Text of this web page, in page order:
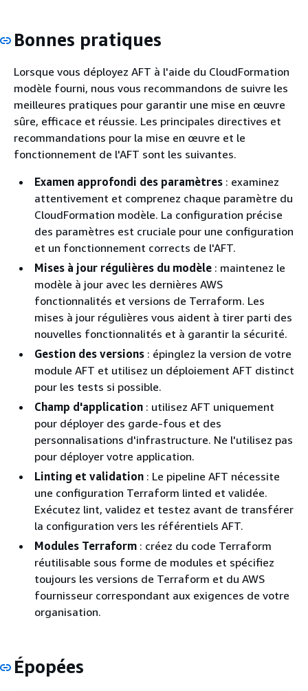
Bonnes pratiques
Lorsque vous déployez AFT à l'aide du CloudFormation
modèle fourni, nous vous recommandons de suivre les
meilleures pratiques pour garantir une mise en œuvre
sûre, efficace et réussie. Les principales directives et
recommandations pour la mise en œuvre et le
fonctionnement de l'AFT sont les suivantes.
Examen approfondi des paramètres : examinez
attentivement et comprenez chaque paramètre du
CloudFormation modèle. La configuration précise
des paramètres est cruciale pour une configuration
et un fonctionnement corrects de l'AFT.
Mises à jour régulières du modèle : maintenez le
modèle à jour avec les dernières AWS
fonctionnalités et versions de Terraform. Les
mises à jour régulières vous aident à tirer parti des
nouvelles fonctionnalités et à garantir la sécurité.
Gestion des versions : épinglez la version de votre
module AFT et utilisez un déploiement AFT distinct
pour les tests si possible.
Champ d'application : utilisez AFT uniquement
pour déployer des garde-fous et des
personnalisations d'infrastructure. Ne l'utilisez pas
pour déployer votre application.
Linting et validation : Le pipeline AFT nécessite
une configuration Terraform linted et validée.
Exécutez lint, validez et testez avant de transférer
la configuration vers les référentiels AFT.
Modules Terraform : créez du code Terraform
réutilisable sous forme de modules et spécifiez
toujours les versions de Terraform et du AWS
fournisseur correspondant aux exigences de votre
organisation.
Épopées